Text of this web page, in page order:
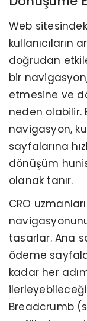
Web
kullanıcıların
doğrudan
bir
etmesine ve
neden olabilir.
navigasyon,
sayfalarına
dönüşüm
olanak tanır.
CRO
tasarlar. Ana
ödeme
kadar her
ilerleyebileceği
Breadcrumb